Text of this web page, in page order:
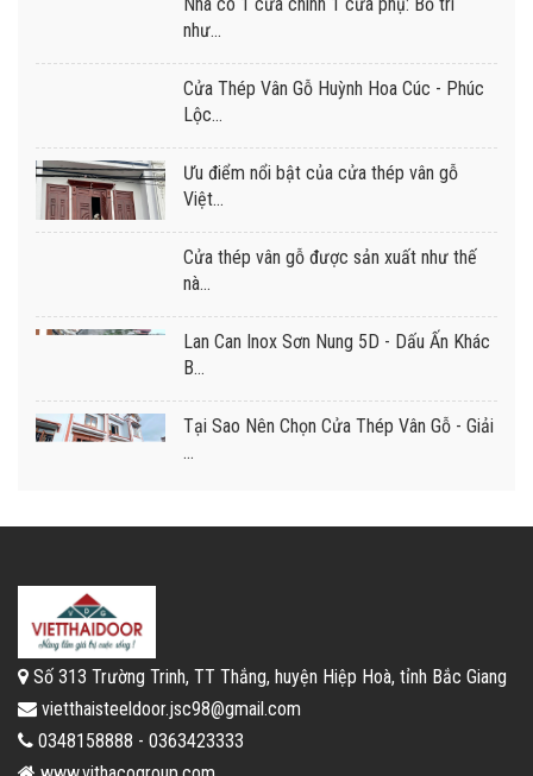
như...
Cửa Thép Vân Gỗ Huỳnh Hoa Cúc - Phúc
Lộc...
Ưu điểm nổi bật của cửa thép vân gỗ
Việt...
Cửa thép vân gỗ được sản xuất như thế
nà...
Lan Can Inox Sơn Nung 5D - Dấu Ấn Khác
B...
Tại Sao Nên Chọn Cửa Thép Vân Gỗ - Giải
...
Số 313 Trường Trinh, TT Thắng, huyện Hiệp Hoà, tỉnh Bắc Giang
vietthaisteeldoor.jsc98@gmail.com
0348158888 - 0363423333